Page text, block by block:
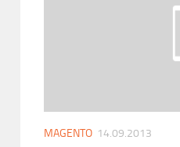
MAGENTO 14.09.2013